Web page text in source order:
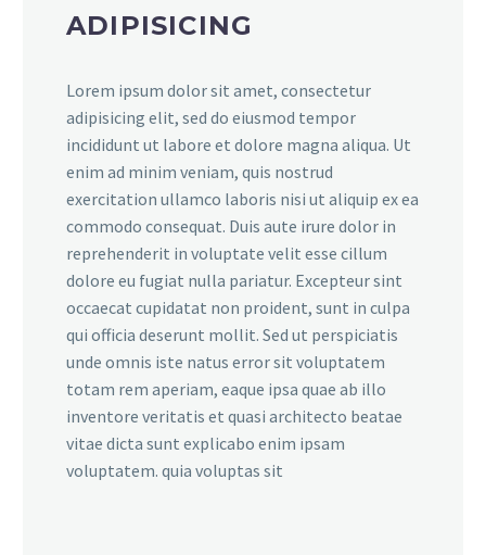
ADIPISICING
Lorem ipsum dolor sit amet, consectetur
adipisicing elit, sed do eiusmod tempor
incididunt ut labore et dolore magna aliqua. Ut
enim ad minim veniam, quis nostrud
exercitation ullamco laboris nisi ut aliquip ex ea
commodo consequat. Duis aute irure dolor in
reprehenderit in voluptate velit esse cillum
dolore eu fugiat nulla pariatur. Excepteur sint
occaecat cupidatat non proident, sunt in culpa
qui officia deserunt mollit. Sed ut perspiciatis
unde omnis iste natus error sit voluptatem
totam rem aperiam, eaque ipsa quae ab illo
inventore veritatis et quasi architecto beatae
vitae dicta sunt explicabo enim ipsam
voluptatem. quia voluptas sit